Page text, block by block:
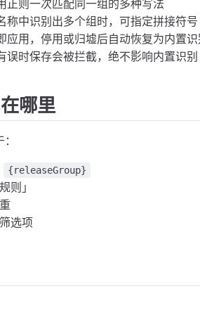
正则一次匹配同一组的多种写法
称中识别出多个组时，可指定拼接符号
应用，停用或归墟后自动恢复为内置
误时保存会被拦截，绝不影响内置识别
哪里
{releaseGroup}
则」
选项